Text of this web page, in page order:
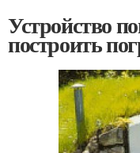
Устройство
построить